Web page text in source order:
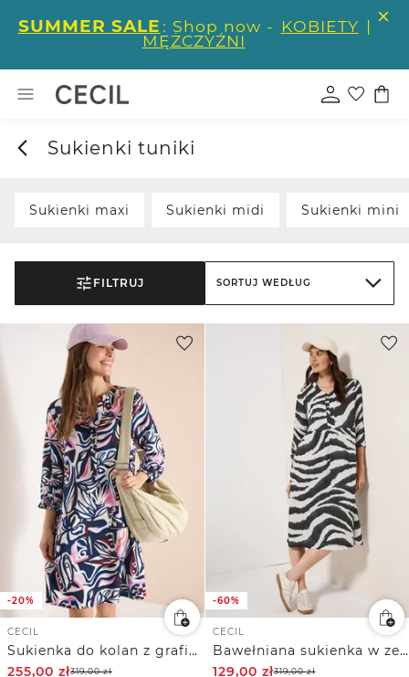
SUMMER SALE : Shop now - KOBIETY |
MĘŻCZYŹNI
Sukienki tuniki
Sukienki maxi Sukienki midi Sukienki mini
FILTRUJ SORTUJ WEDŁUG
-20%
CECIL
Sukienka do kolan z graficznym wzorem
255,00 zł319,00zł
-60%
CECIL
Bawełniana sukienka w zebrę
129,00 zł319,00zł